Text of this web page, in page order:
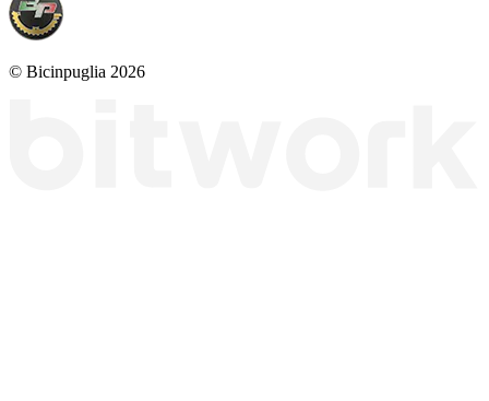
© Bicinpuglia 2026